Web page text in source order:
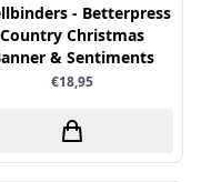
- Betterpress
Country Christmas
& Sentiments
€18,95